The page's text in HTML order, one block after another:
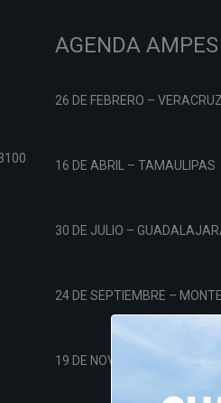
AGENDA
26 DE FEBRERO – VERACRUZ
16 DE ABRIL – TAMAULIPAS
30 DE JULIO –
24 DE SEPTIEMBRE –
19 DE NOVIEMBRE – CDMX